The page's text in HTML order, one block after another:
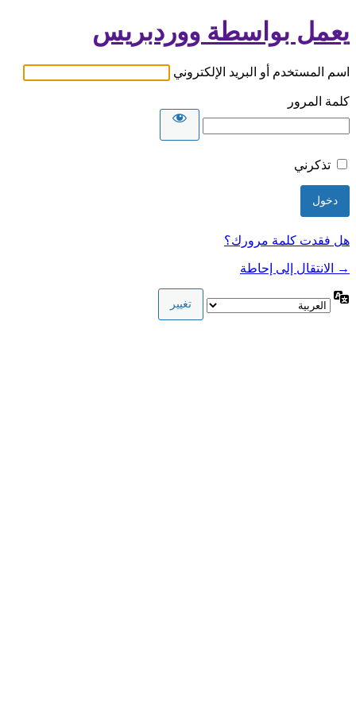
يعمل بواسطة ووردبريس
اسم المستخدم أو البريد الإلكتروني
كلمة المرور
تذكرني
هل فقدت كلمة مرورك؟
→ الانتقال إلى إحاطة
اللغة